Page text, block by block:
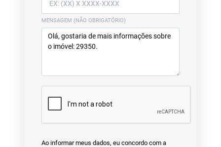
MENSAGEM (NÃO OBRIGATÓRIO)
Ao informar meus dados, eu concordo com a